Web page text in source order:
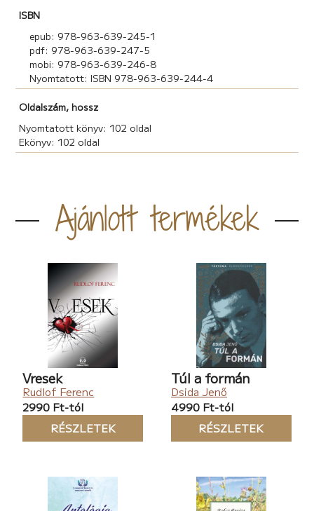
ISBN
epub: 978-963-639-245-1
pdf: 978-963-639-247-5
mobi: 978-963-639-246-8
Nyomtatott: ISBN 978-963-639-244-4
Oldalszám, hossz
Nyomtatott könyv: 102 oldal
Ekönyv: 102 oldal
Ajánlott termékek
Vresek
Rudlof Ferenc
2990 Ft-tól
RÉSZLETEK
Túl a formán
Dsida Jenő
4990 Ft-tól
RÉSZLETEK